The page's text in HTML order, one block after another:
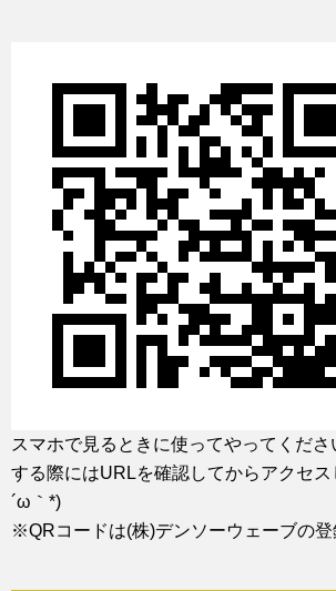
スマホで見るときに使ってやってくだ
する際にはURLを確認してからアクセ
´ω｀*)
※QRコードは(株)デンソーウェーブの登